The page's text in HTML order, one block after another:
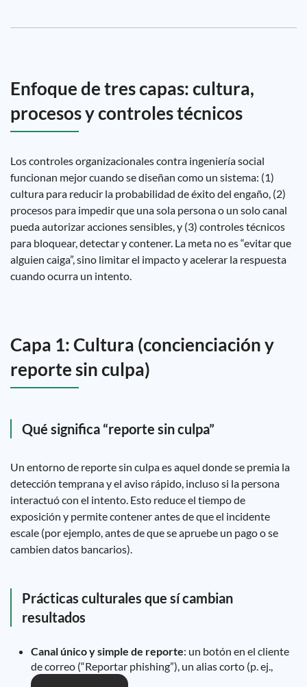
Enfoque de tres capas: cultura,
procesos y controles técnicos
Los controles organizacionales contra ingeniería social
funcionan mejor cuando se diseñan como un sistema: (1)
cultura para reducir la probabilidad de éxito del engaño, (2)
procesos para impedir que una sola persona o un solo canal
pueda autorizar acciones sensibles, y (3) controles técnicos
para bloquear, detectar y contener. La meta no es “evitar que
alguien caiga”, sino limitar el impacto y acelerar la respuesta
cuando ocurra un intento.
Capa 1: Cultura (concienciación y
reporte sin culpa)
Qué significa “reporte sin culpa”
Un entorno de reporte sin culpa es aquel donde se premia la
detección temprana y el aviso rápido, incluso si la persona
interactuó con el intento. Esto reduce el tiempo de
exposición y permite contener antes de que el incidente
escale (por ejemplo, antes de que se apruebe un pago o se
cambien datos bancarios).
Prácticas culturales que sí cambian
resultados
Canal único y simple de reporte: un botón en el cliente
de correo (“Reportar phishing”), un alias corto (p. ej.,